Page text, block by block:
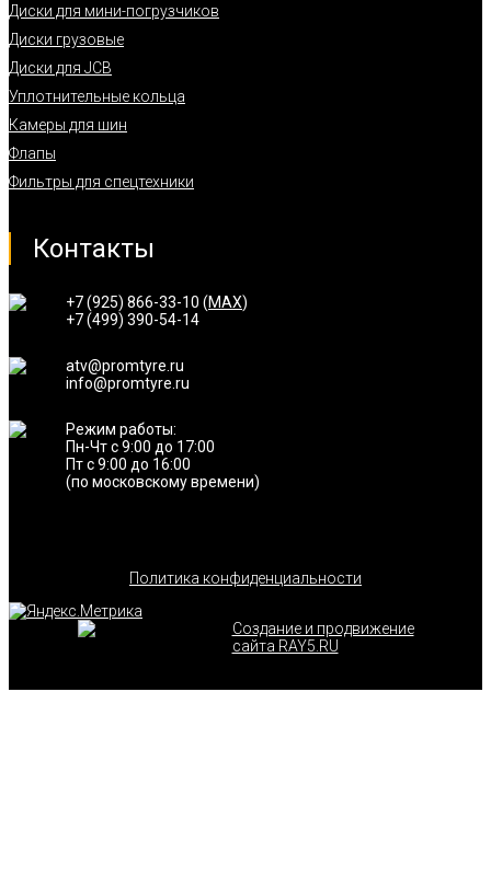
Диски для мини-погрузчиков
Диски грузовые
Диски для JCB
Уплотнительные кольца
Камеры для шин
Флапы
Фильтры для спецтехники
Контакты
+7 (925) 866-33-10 (MAX)
+7 (499) 390-54-14
atv@promtyre.ru
info@promtyre.ru
Режим работы:
Пн-Чт с 9:00 до 17:00
Пт с 9:00 до 16:00
(по московскому времени)
Политика конфиденциальности
Создание и продвижение
сайта RAY5.RU